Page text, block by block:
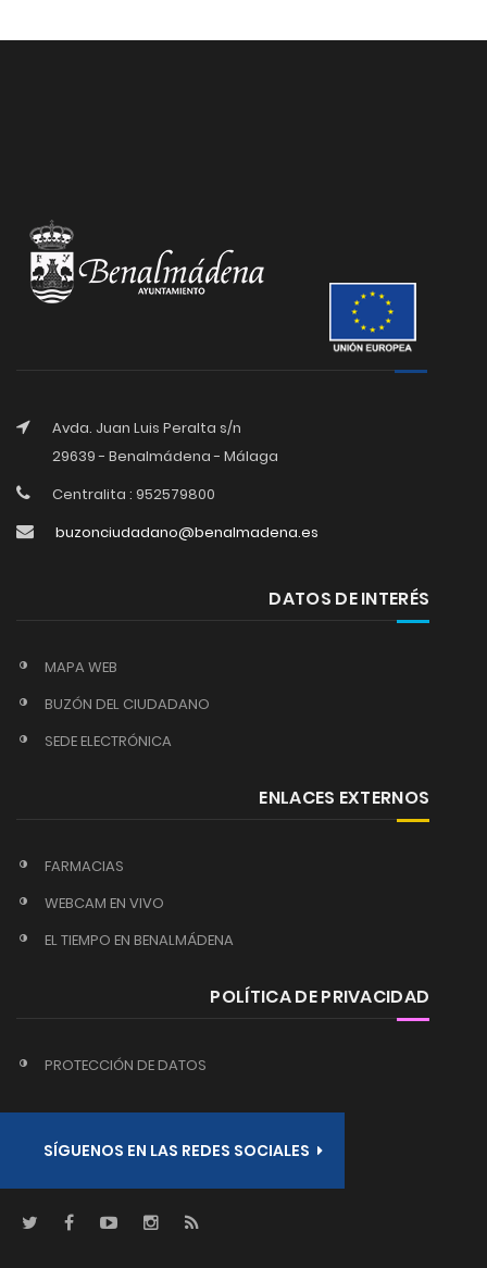
Avda. Juan Luis Peralta s/n
29639 - Benalmádena - Málaga
Centralita : 952579800
buzonciudadano@benalmadena.es
DATOS DE INTERÉS
MAPA WEB
BUZÓN DEL CIUDADANO
SEDE ELECTRÓNICA
ENLACES EXTERNOS
FARMACIAS
WEBCAM EN VIVO
EL TIEMPO EN BENALMÁDENA
POLÍTICA DE PRIVACIDAD
PROTECCIÓN DE DATOS
SÍGUENOS EN LAS REDES SOCIALES